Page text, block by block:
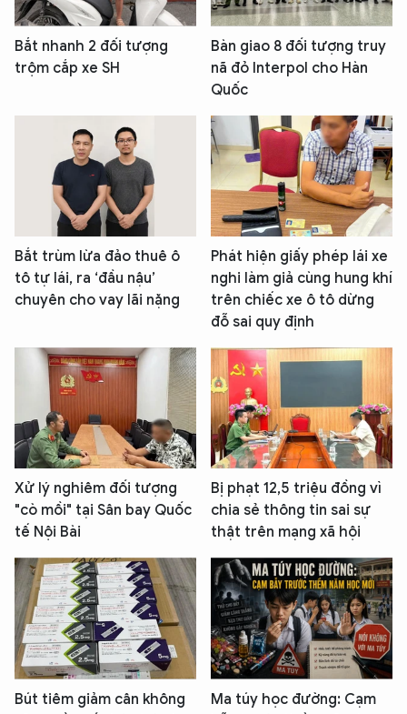
Bắt nhanh 2 đối tượng
trộm cắp xe SH
Bàn giao 8 đối tượng truy
nã đỏ Interpol cho Hàn
Quốc
Bắt trùm lừa đảo thuê ô
tô tự lái, ra ‘đầu nậu’
chuyên cho vay lãi nặng
Phát hiện giấy phép lái xe
nghi làm giả cùng hung khí
trên chiếc xe ô tô dừng
đỗ sai quy định
Xử lý nghiêm đối tượng
"cò mồi" tại Sân bay Quốc
tế Nội Bài
Bị phạt 12,5 triệu đồng vì
chia sẻ thông tin sai sự
thật trên mạng xã hội
Bút tiêm giảm cân không
Ma túy học đường: Cạm